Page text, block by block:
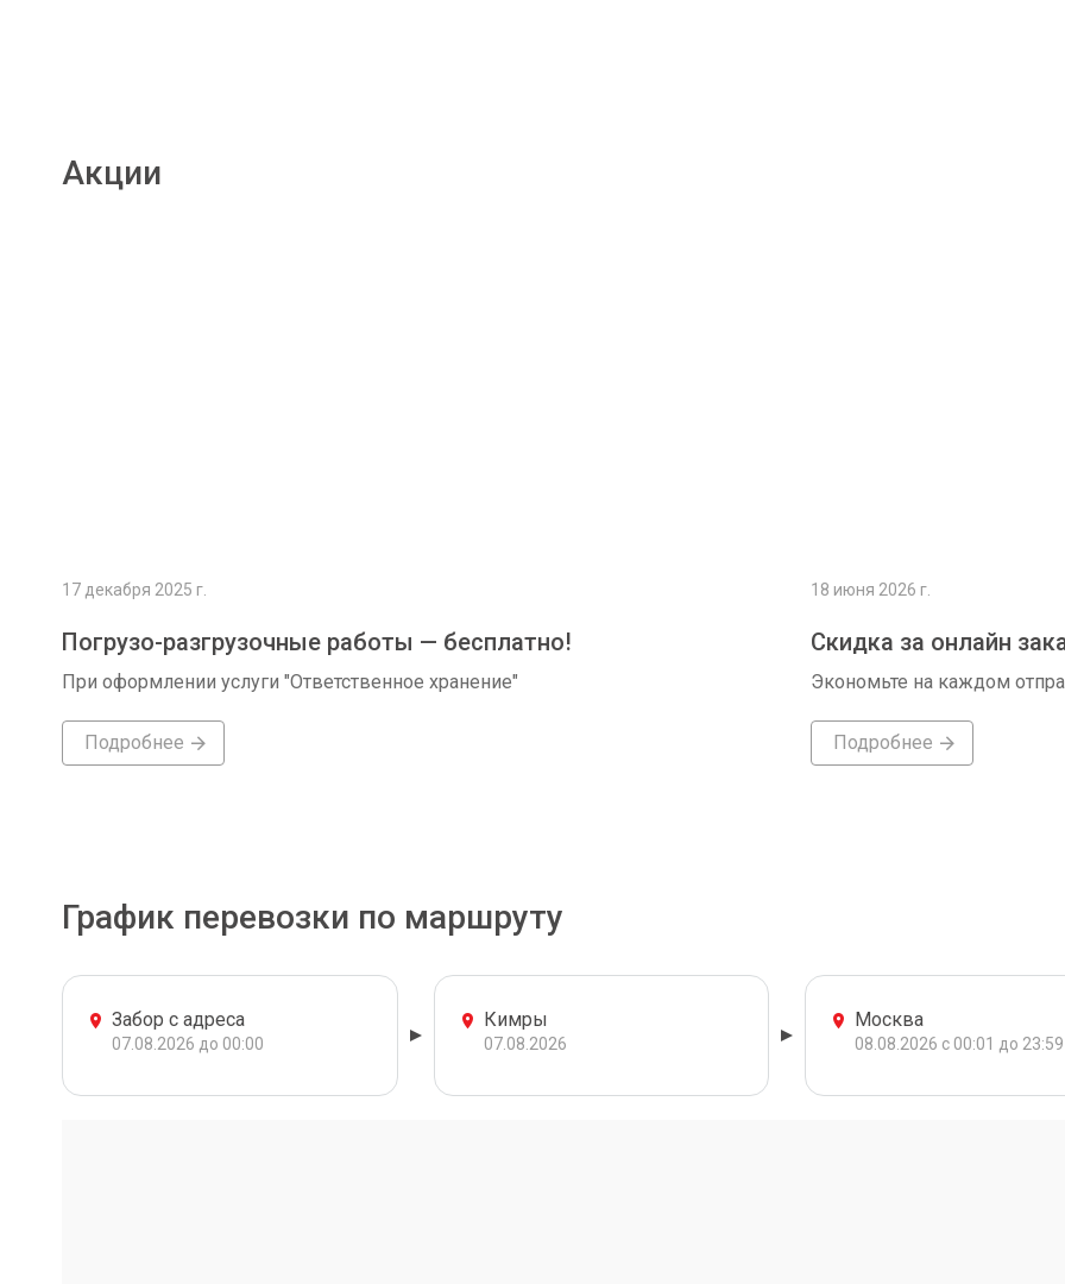
Акции
17 декабря 2025 г.
Погрузо-разгрузочные работы — бесплатно!
При оформлении услуги "Ответственное хранение"
Подробнее
18 июня 2026 г.
Скидка за онлайн
Экономьте на каждом
Подробнее
График перевозки по маршруту
Забор с адреса
07.08.2026 до 00:00
Кимры
07.08.2026
Москва
08.08.2026 с 00:01 до 23:59